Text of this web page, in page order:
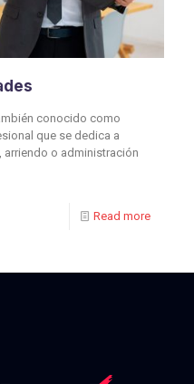
conocido como
que se dedica a
arriendo o administración
Read more